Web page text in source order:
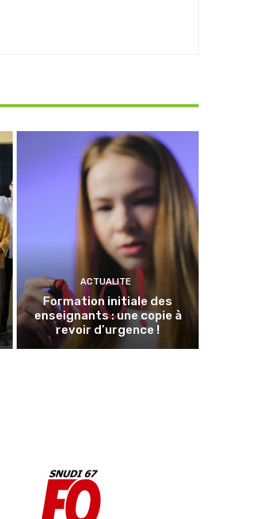
ACTUALITE
Formation initiale des
enseignants : une copie à
revoir d’urgence !